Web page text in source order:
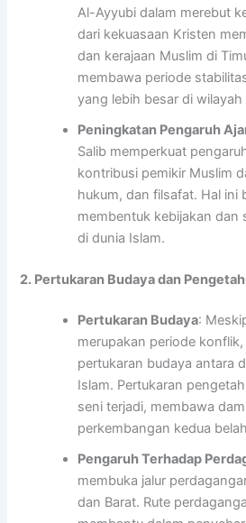
Al-Ayyubi dalam merebut
dari kekuasaan Kristen
dan kerajaan Muslim di
membawa periode
yang lebih besar di wilayah
Peningkatan Pengaruh
Salib memperkuat
kontribusi pemikir Muslim
hukum, dan filsafat. Hal ini
membentuk kebijakan dan
di dunia Islam.
2. Pertukaran Budaya dan
Pertukaran Budaya:
merupakan periode
pertukaran budaya antara
Islam. Pertukaran
seni terjadi, membawa
perkembangan kedua
Pengaruh Terhadap
membuka jalur
dan Barat. Rute